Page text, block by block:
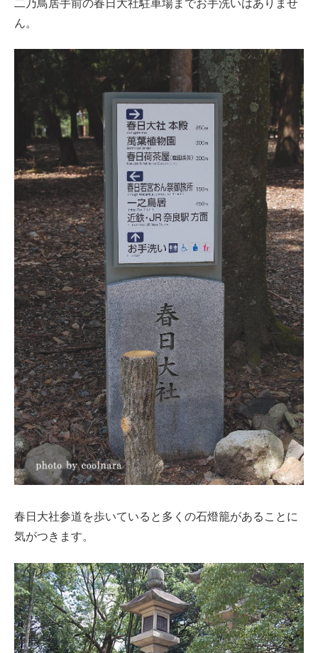
二乃鳥居手前の春日大社駐車場までお手洗いはありませ
ん。
春日大社参道を歩いていると多くの石燈籠があることに
気がつきます。